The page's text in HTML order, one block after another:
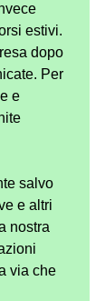
estivi.
dopo
Per
e
salvo
e altri
nostra
via che